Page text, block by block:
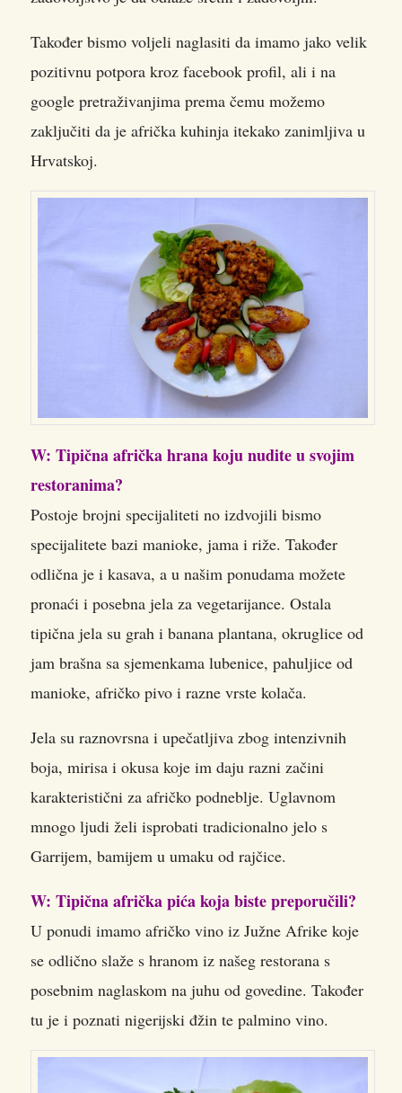
Također bismo voljeli naglasiti da imamo jako velik
pozitivnu potpora kroz facebook profil, ali i na
google pretraživanjima prema čemu možemo
zaključiti da je afrička kuhinja itekako zanimljiva u
Hrvatskoj.
W: Tipična afrička hrana koju nudite u svojim
restoranima?
Postoje brojni specijaliteti no izdvojili bismo
specijalitete bazi manioke, jama i riže. Također
odlična je i kasava, a u našim ponudama možete
pronaći i posebna jela za vegetarijance. Ostala
tipična jela su grah i banana plantana, okruglice od
jam brašna sa sjemenkama lubenice, pahuljice od
manioke, afričko pivo i razne vrste kolača.
Jela su raznovrsna i upečatljiva zbog intenzivnih
boja, mirisa i okusa koje im daju razni začini
karakteristični za afričko podneblje. Uglavnom
mnogo ljudi želi isprobati tradicionalno jelo s
Garrijem, bamijem u umaku od rajčice.
W: Tipična afrička pića koja biste preporučili?
U ponudi imamo afričko vino iz Južne Afrike koje
se odlično slaže s hranom iz našeg restorana s
posebnim naglaskom na juhu od govedine. Također
tu je i poznati nigerijski đžin te palmino vino.